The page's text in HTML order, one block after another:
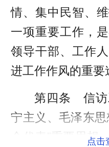
情、集中民智、
一项重要工作，
领导干部、工作
进工作作风的重要
第四条 信访
宁主义、毛泽东
个代表”重要思想
点击